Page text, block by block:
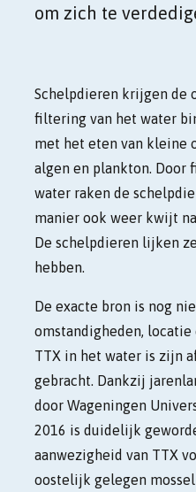
om zich te
Schelpdieren krijgen de
filtering van het water
met het eten van kleine
algen en plankton.
water raken de
manier ook weer kwijt
De schelpdieren lijken
hebben.
De exacte bron is nog
omstandigheden,
TTX in het water is zijn
gebracht. Dankzij
door Wageningen
2016 is duidelijk
aanwezigheid van TTX
oostelijk gelegen